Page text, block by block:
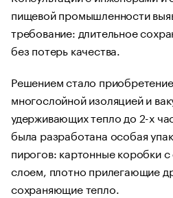
пищевой промышленности
требование: длительное
без потерь качества.
Решением стало
многослойной изоляцией и
удерживающих тепло до 2-х
была разработана особая
пирогов: картонные коробки
слоем, плотно прилегающие
сохраняющие тепло.